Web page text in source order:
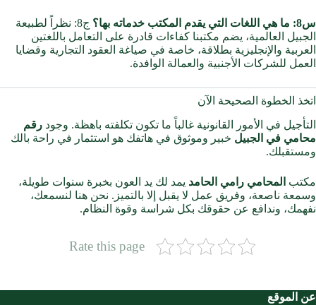
س8: ما هي اللغات التي يقدم المكتب خدماته بها؟
ج8: نظراً لطبيعة
الجبيل العالمية، يضم مكتبنا كفاءات قادرة على التعامل باللغتين
العربية والإنجليزية بطلاقة، خاصة في صياغة العقود التجارية وقضايا
العمل للشركات الأجنبية والعمالة الوافدة.
اتخذ الخطوة الصحيحة الآن
التأجيل في الأمور القانونية غالباً ما تكون تكلفته باهظة. وجود رقم
محامي في الجبيل خبير وموثوق في هاتفك هو استثمار في راحة بالك
ومستقبلك.
مكتب المحامي رامي الحامد يمد لك يد العون بخبرة سنوات طويلة،
وسمعة ناصعة، وفريق عمل لا يقبل إلا بالتميز. نحن هنا لنسمعك،
نفهمك، وندافع عن حقوقك بكل شراسة وقوة النظام.
Rate this page
عن الموقع